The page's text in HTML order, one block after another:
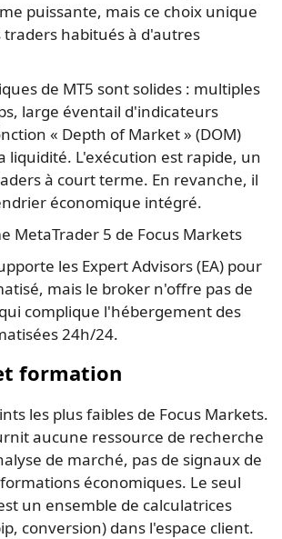
puissante, mais ce choix unique
habitués à d'autres
de MT5 sont solides : multiples
large éventail d'indicateurs
« Depth of Market » (DOM)
liquidité. L'exécution est rapide, un
à court terme. En revanche, il
économique intégré.
les Expert Advisors (EA) pour
mais le broker n'offre pas de
complique l'hébergement des
24h/24.
formation
les plus faibles de Focus Markets.
aucune ressource de recherche
de marché, pas de signaux de
économiques. Le seul
un ensemble de calculatrices
conversion) dans l'espace client.